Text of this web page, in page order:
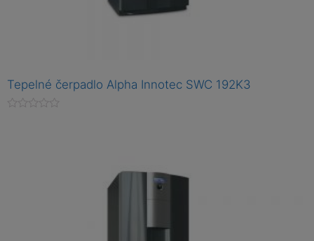
Tepelné čerpadlo Alpha Innotec SWC 192K3